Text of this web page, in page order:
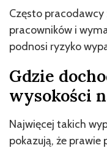
Często
pracowników i
podnosi ryzyko
Gdzie
wysokości
Najwięcej takich
pokazują, że prawie